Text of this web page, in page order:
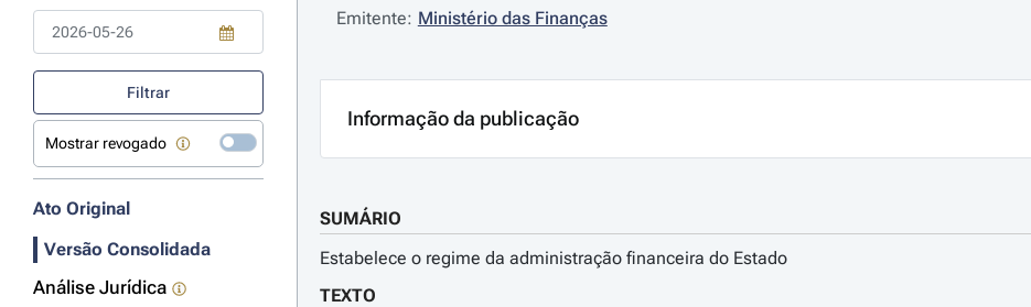
Filtrar
Mostrar revogado
Ato Original
Versão Consolidada
Análise Jurídica
Emitente: Ministério das Finanças
Informação da publicação
SUMÁRIO
Estabelece o regime da administração financeira do Estado
TEXTO